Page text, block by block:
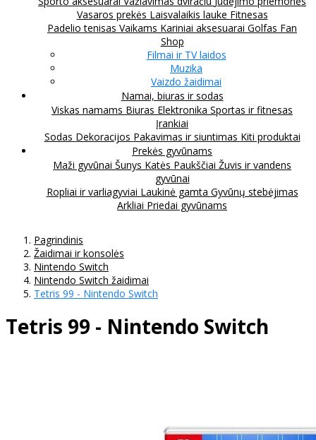
Vasaros prekės Laisvalaikis lauke Fitnesas
Padelio tenisas Vaikams Kariniai aksesuarai Golfas Fan
Shop
Filmai ir TV laidos
Muzika
Vaizdo žaidimai
Namai, biuras ir sodas
Viskas namams Biuras Elektronika Sportas ir fitnesas
Įrankiai
Sodas Dekoracijos Pakavimas ir siuntimas Kiti produktai
Prekės gyvūnams
Maži gyvūnai Šunys Katės Paukščiai Žuvis ir vandens
gyvūnai
Ropliai ir varliagyviai Laukinė gamta Gyvūnų stebėjimas
Arkliai Priedai gyvūnams
Pagrindinis
Žaidimai ir konsolės
Nintendo Switch
Nintendo Switch žaidimai
Tetris 99 - Nintendo Switch
Tetris 99 - Nintendo Switch